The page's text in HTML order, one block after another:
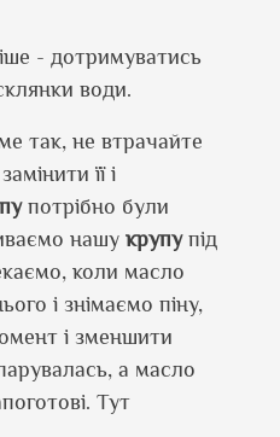
- дотримуватись
води.
так, не втрачайте
її і
потрібно були
нашу крупупід
коли масло
і знімаємо піну,
і зменшити
а масло
Тут